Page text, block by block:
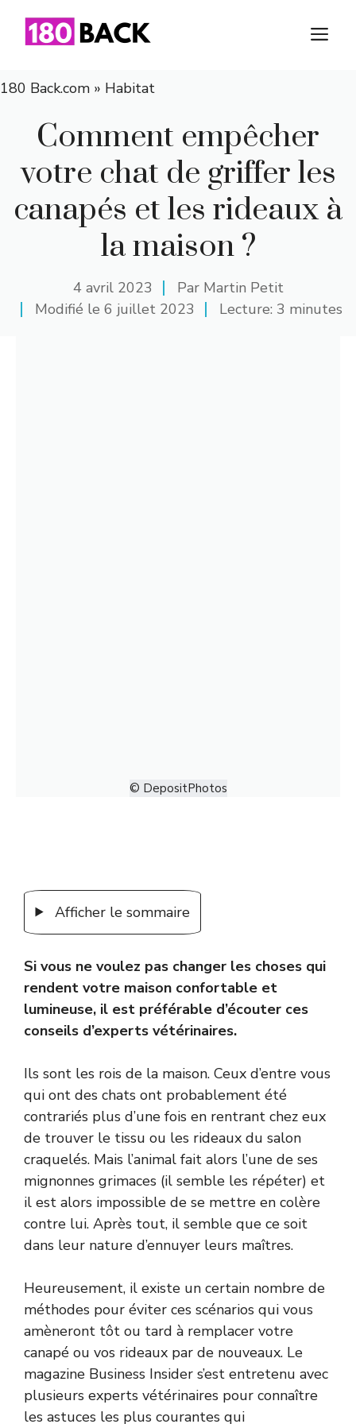
180 Back.com » Habitat
Comment empêcher
votre chat de griffer les
canapés et les rideaux à
la maison ?
4 avril 2023 Par Martin Petit
Modifié le 6 juillet 2023 Lecture: 3 minutes
© DepositPhotos
Afficher le sommaire
Si vous ne voulez pas changer les choses qui
rendent votre maison confortable et
lumineuse, il est préférable d’écouter ces
conseils d’experts vétérinaires.
Ils sont les rois de la maison. Ceux d’entre vous
qui ont des chats ont probablement été
contrariés plus d’une fois en rentrant chez eux
de trouver le tissu ou les rideaux du salon
craquelés. Mais l’animal fait alors l’une de ses
mignonnes grimaces (il semble les répéter) et
il est alors impossible de se mettre en colère
contre lui. Après tout, il semble que ce soit
dans leur nature d’ennuyer leurs maîtres.
Heureusement, il existe un certain nombre de
méthodes pour éviter ces scénarios qui vous
amèneront tôt ou tard à remplacer votre
canapé ou vos rideaux par de nouveaux. Le
magazine Business Insider s’est entretenu avec
plusieurs experts vétérinaires pour connaître
les astuces les plus courantes qui